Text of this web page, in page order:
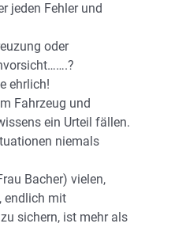
jeden Fehler und
oder
ehrlich!
Fahrzeug und
ein Urteil fällen.
niemals
Bacher) vielen,
endlich mit
sichern, ist mehr als